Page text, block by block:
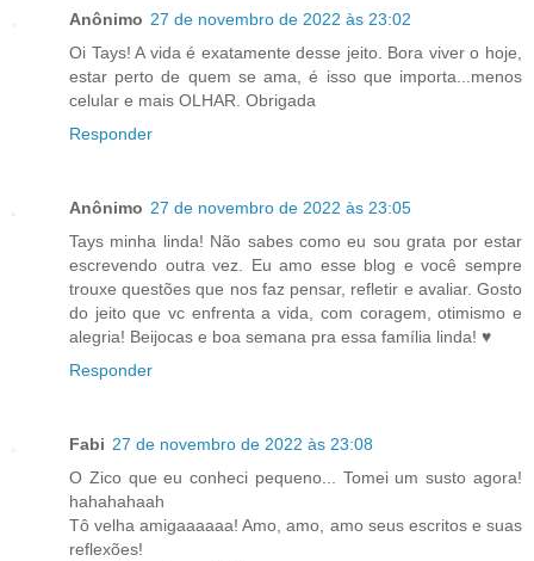
Anônimo 27 de novembro de 2022 às 23:02
Oi Tays! A vida é exatamente desse jeito. Bora viver o hoje,
estar perto de quem se ama, é isso que importa...menos
celular e mais OLHAR. Obrigada
Responder
Anônimo 27 de novembro de 2022 às 23:05
Tays minha linda! Não sabes como eu sou grata por estar
escrevendo outra vez. Eu amo esse blog e você sempre
trouxe questões que nos faz pensar, refletir e avaliar. Gosto
do jeito que vc enfrenta a vida, com coragem, otimismo e
alegria! Beijocas e boa semana pra essa família linda! ♥
Responder
Fabi 27 de novembro de 2022 às 23:08
O Zico que eu conheci pequeno... Tomei um susto agora!
hahahahaah
Tô velha amigaaaaaa! Amo, amo, amo seus escritos e suas
reflexões!